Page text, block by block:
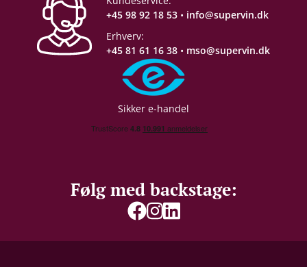
+45 98 92 18 53 • info@supervin.dk
Erhverv:
+45 81 61 16 38 • mso@supervin.dk
Sikker e-handel
Følg med backstage: